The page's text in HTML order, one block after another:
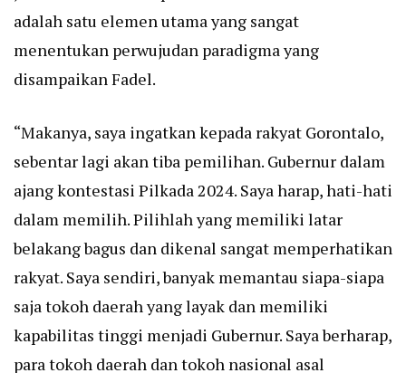
adalah satu elemen utama yang sangat
menentukan perwujudan paradigma yang
disampaikan Fadel.
“Makanya, saya ingatkan kepada rakyat Gorontalo,
sebentar lagi akan tiba pemilihan. Gubernur dalam
ajang kontestasi Pilkada 2024. Saya harap, hati-hati
dalam memilih. Pilihlah yang memiliki latar
belakang bagus dan dikenal sangat memperhatikan
rakyat. Saya sendiri, banyak memantau siapa-siapa
saja tokoh daerah yang layak dan memiliki
kapabilitas tinggi menjadi Gubernur. Saya berharap,
para tokoh daerah dan tokoh nasional asal